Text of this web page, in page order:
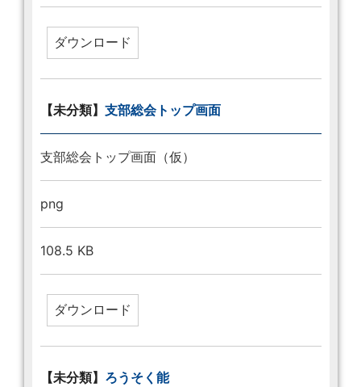
【未分類】 支部総会トップ画面
支部総会トップ画面（仮）
png
108.5 KB
【未分類】 ろうそく能